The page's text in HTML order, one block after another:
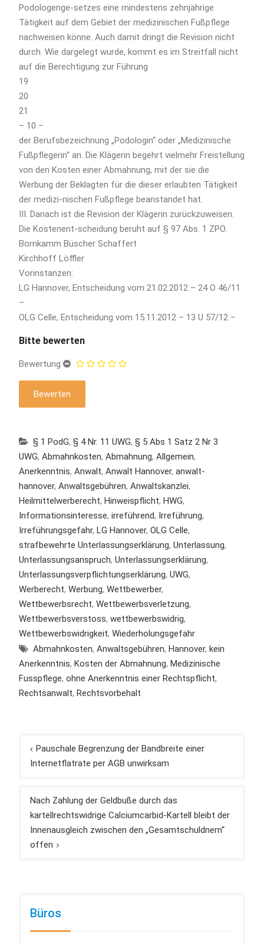
Podologenge-setzes eine mindestens zehnjährige
Tätigkeit auf dem Gebiet der medizinischen Fußpflege
nachweisen könne. Auch damit dringt die Revision nicht
durch. Wie dargelegt wurde, kommt es im Streitfall nicht
auf die Berechtigung zur Führung
19
20
21
– 10 –
der Berufsbezeichnung „Podologin“ oder „Medizinische
Fußpflegerin“ an. Die Klägerin begehrt vielmehr Freistellung
von den Kosten einer Abmahnung, mit der sie die
Werbung der Beklagten für die dieser erlaubten Tätigkeit
der medizi-nischen Fußpflege beanstandet hat.
III. Danach ist die Revision der Klägerin zurückzuweisen.
Die Kostenent-scheidung beruht auf § 97 Abs. 1 ZPO.
Bornkamm Büscher Schaffert
Kirchhoff Löffler
Vorinstanzen:
LG Hannover, Entscheidung vom 21.02.2012 – 24 O 46/11
–
OLG Celle, Entscheidung vom 15.11.2012 – 13 U 57/12 –
Bitte bewerten
Bewertung
§ 1 PodG, § 4 Nr. 11 UWG, § 5 Abs 1 Satz 2 Nr 3
UWG, Abmahnkosten, Abmahnung, Allgemein,
Anerkenntnis, Anwalt, Anwalt Hannover, anwalt-
hannover, Anwaltsgebühren, Anwaltskanzlei,
Heilmittelwerberecht, Hinweispflicht, HWG,
Informationsinteresse, irreführend, Irreführung,
Irreführungsgefahr, LG Hannover, OLG Celle,
strafbewehrte Unterlassungserklärung, Unterlassung,
Unterlassungsanspruch, Unterlassungserklärung,
Unterlassungsverpflichtungserklärung, UWG,
Werberecht, Werbung, Wettbewerber,
Wettbewerbsrecht, Wettbewerbsverletzung,
Wettbewerbsverstoss, wettbewerbswidrig,
Wettbewerbswidrigkeit, Wiederholungsgefahr
Abmahnkosten, Anwaltsgebühren, Hannover, kein
Anerkenntnis, Kosten der Abmahnung, Medizinische
Fusspflege, ohne Anerkenntnis einer Rechtspflicht,
Rechtsanwalt, Rechtsvorbehalt
Pauschale Begrenzung der Bandbreite einer
Internetflatrate per AGB unwirksam
Nach Zahlung der Geldbuße durch das
kartellrechtswidrige Calciumcarbid-Kartell bleibt der
Innenausgleich zwischen den „Gesamtschuldnern“
offen
Büros